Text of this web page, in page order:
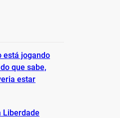
está jogando
que sabe,
estar
Liberdade